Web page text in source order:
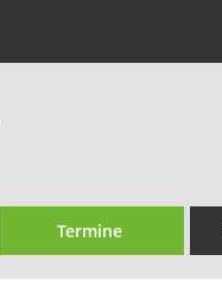
Termine